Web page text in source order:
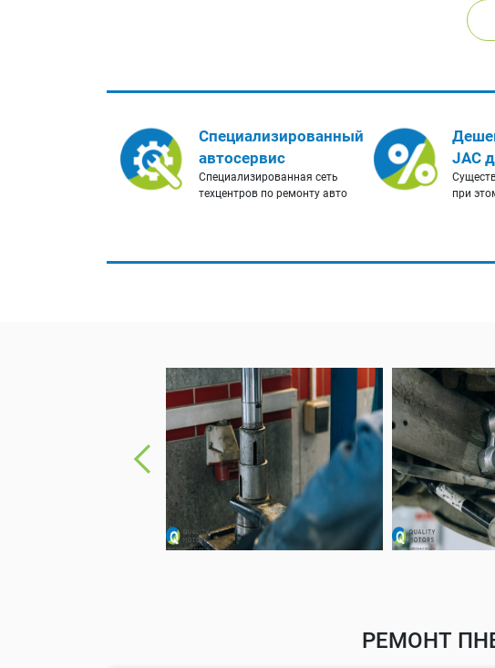
Специализированный
автосервис
Специализированная сеть
техцентров по ремонту авто
JAC
при
РЕМОНТ